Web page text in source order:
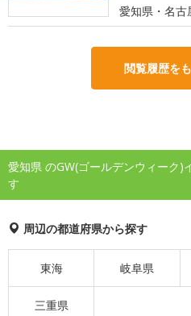
愛知県・名古
閲覧履歴を
愛知県 のGW(ゴールデンウィーク)
す
周辺の都道府県から探す
東海 岐阜県
三重県